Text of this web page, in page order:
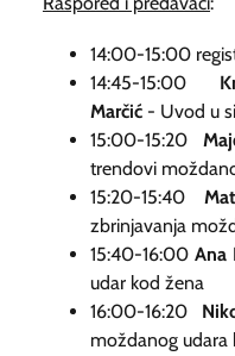
14:00-15:00
14:45-15:00
Marčić - Uvod u
15:00-15:20
trendovi
15:20-15:40
zbrinjavanja
15:40-16:00Ana
udar kod žena
16:00-16:20
moždanog udara